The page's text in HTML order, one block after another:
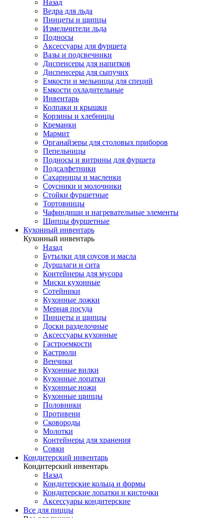
Назад
Ведра для льда
Пинцеты и щипцы
Измельчители льда
Подносы
Аксессуары для фуршета
Вазы и подсвечники
Диспенсеры для напитков
Диспенсеры для сыпучих
Емкости и мельницы для специй
Емкости охладительные
Инвентарь
Колпаки и крышки
Корзины и хлебницы
Креманки
Мармит
Органайзеры для столовых приборов
Пепельницы
Подносы и витрины для фуршета
Подсалфетники
Сахарницы и масленки
Соусники и молочники
Стойки фуршетные
Тортовницы
Чафиндиши и нагревательные элементы
Щипцы фуршетные
Кухонный инвентарь
Кухонный инвентарь
Назад
Бутылки для соусов и масла
Дуршлаги и сита
Контейнеры для мусора
Миски кухонные
Сотейники
Кухонные ложки
Мерная посуда
Пинцеты и щипцы
Доски разделочные
Аксессуары кухонные
Гастроемкости
Кастрюли
Венчики
Кухонные вилки
Кухонные лопатки
Кухонные ножи
Кухонные щипцы
Половники
Противени
Сковороды
Молотки
Контейнеры для хранения
Совки
Кондитерский инвентарь
Кондитерский инвентарь
Назад
Кондитерские кольца и формы
Кондитерские лопатки и кисточки
Аксессуары кондитерские
Все для пиццы